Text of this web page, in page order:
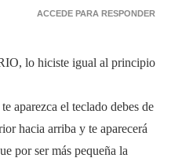
lo hiciste igual al principio
aparezca el teclado debes de
hacia arriba y te aparecerá
por ser más pequeña la
ACCEDE PARA RESPONDER